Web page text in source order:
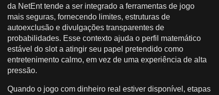
da NetEnt tende a ser integrado a ferramentas de jogo
mais seguras, fornecendo limites, estruturas de
autoexclusão e divulgações transparentes de
probabilidades. Esse contexto ajuda o perfil matemático
estável do slot a atingir seu papel pretendido como
entretenimento calmo, em vez de uma experiência de alta
pressão.
Quando o jogo com dinheiro real estiver disponível, etapas